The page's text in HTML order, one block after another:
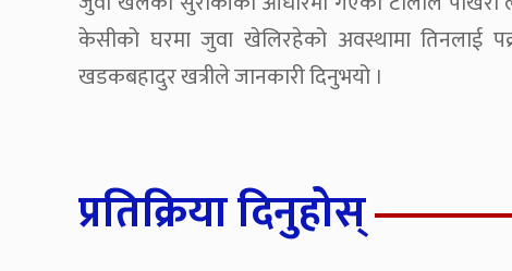
केसीको घरमा जुवा खेलिरहेको अवस्थामा तिनलाई
खडकबहादुर खत्रीले जानकारी दिनुभयो ।
प्रतिक्रिया दिनुहोस्